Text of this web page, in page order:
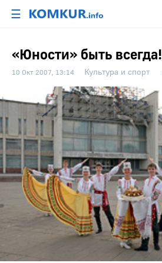
☰
«Юности» быть всегда!
10 Окт 2007, 13:14 Культура и спорт